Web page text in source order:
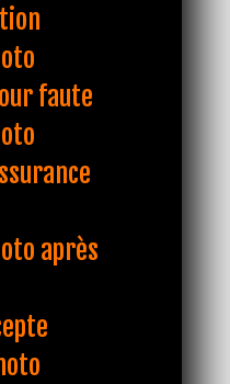
faute
après